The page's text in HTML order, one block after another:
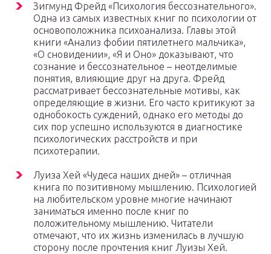
Зигмунд Фрейд «Психология бессознательного».
Одна из самых известных книг по психологии от
основоположника психоанализа. Главы этой
книги «Анализ фобии пятилетнего мальчика»,
«О сновидении», «Я и Оно» доказывают, что
сознание и бессознательное – неотделимые
понятия, влияющие друг на друга. Фрейд
рассматривает бессознательные мотивы, как
определяющие в жизни. Его часто критикуют за
однобокость суждений, однако его методы до
сих пор успешно используются в диагностике
психологических расстройств и при
психотерапии.
Луиза Хей «Чудеса наших дней» – отличная
книга по позитивному мышлению. Психологией
на любительском уровне многие начинают
заниматься именно после книг по
положительному мышлению. Читатели
отмечают, что их жизнь изменилась в лучшую
сторону после прочтения книг Луизы Хей.